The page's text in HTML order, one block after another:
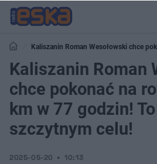
Kaliszanin Roman Wesołowski chce
godzin! To wszystko w szczytnym celu!
Kaliszanin Roman
chce pokonać na
km w 77 godzin!
szczytnym celu!
2025-05-20 10:13